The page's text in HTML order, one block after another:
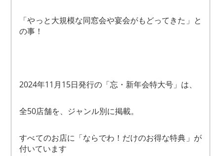
「やっと大規模な同窓会や宴会がもどってきた」と
の事！
2024年11月15日発行の「忘・新年会特大号」は、
全50店舗を、ジャンル別に掲載。
すべてのお店に「ならでわ！だけのお得な特典」が
付いています